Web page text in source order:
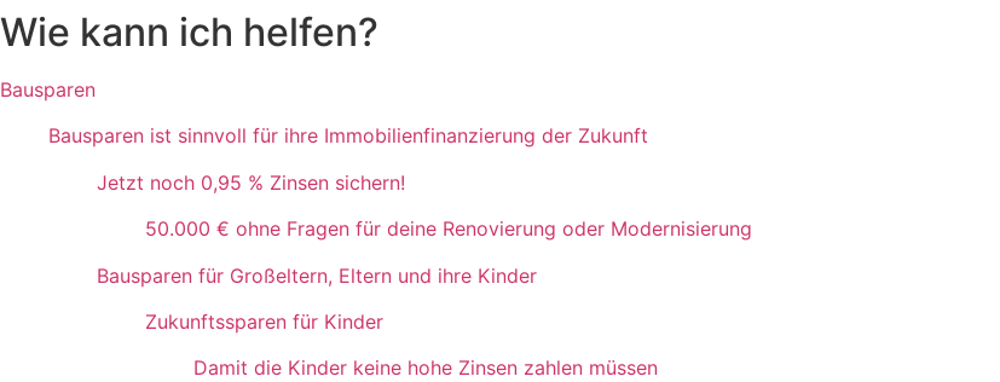
Wie kann ich helfen?
Bausparen
Bausparen ist sinnvoll für ihre Immobilienfinanzierung der Zukunft
Jetzt noch 0,95 % Zinsen sichern!
50.000 € ohne Fragen für deine Renovierung oder Modernisierung
Bausparen für Großeltern, Eltern und ihre Kinder
Zukunftssparen für Kinder
Damit die Kinder keine hohe Zinsen zahlen müssen